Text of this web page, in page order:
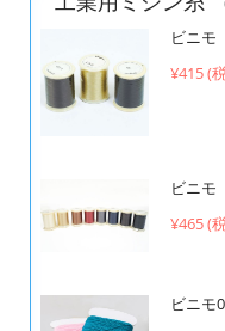
ビニモ
¥415 (
ビニモ
¥465 (
ビニモ